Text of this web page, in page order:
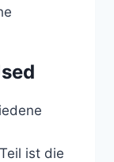
ist die